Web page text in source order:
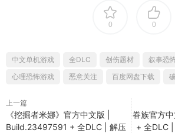
0 0
中文单机游戏 全DLC 创伤题材 叙事恐
心理恐怖游戏
恶意关注 百度网盘下载
上一篇
《挖掘者米娜》官方中文版 |
Build.23497591 + 全DLC | 解压
眷族官方
+ 全DLC